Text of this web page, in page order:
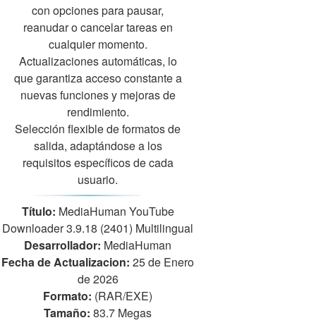
con opciones para pausar,
reanudar o cancelar tareas en
cualquier momento.
Actualizaciones automáticas, lo
que garantiza acceso constante a
nuevas funciones y mejoras de
rendimiento.
Selección flexible de formatos de
salida, adaptándose a los
requisitos específicos de cada
usuario.
Título: MediaHuman YouTube
Downloader 3.9.18 (2401) Multilingual
Desarrollador: MediaHuman
Fecha de Actualizacion: 25 de Enero
de 2026
Formato: (RAR/EXE)
Tamaño: 83.7 Megas